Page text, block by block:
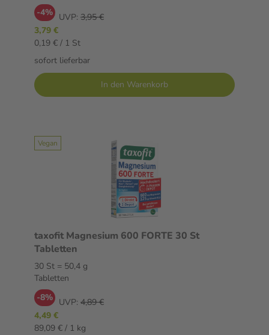
-4% UVP: 3,95 €
3,79 €
0,19 € / 1 St
sofort lieferbar
In den Warenkorb
Vegan
taxofit Magnesium 600 FORTE 30 St
Tabletten
30 St = 50,4 g
Tabletten
-8% UVP: 4,89 €
4,49 €
89,09 € / 1 kg